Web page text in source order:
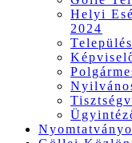
Helyi
2024